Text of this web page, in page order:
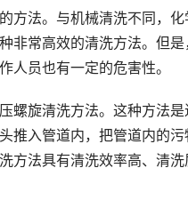
方法。与机械清洗不同，
非常高效的清洗方法。但
人员也有一定的危害性。
螺旋清洗方法。这种方法
推入管道内，把管道内的
法具有清洗效率高、清洗